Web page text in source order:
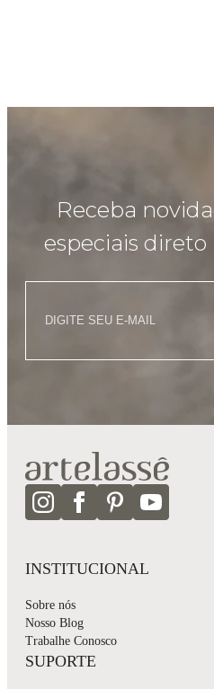
Receba
especiais direto
INSTITUCIONAL
Sobre nós
Nosso Blog
Trabalhe Conosco
SUPORTE